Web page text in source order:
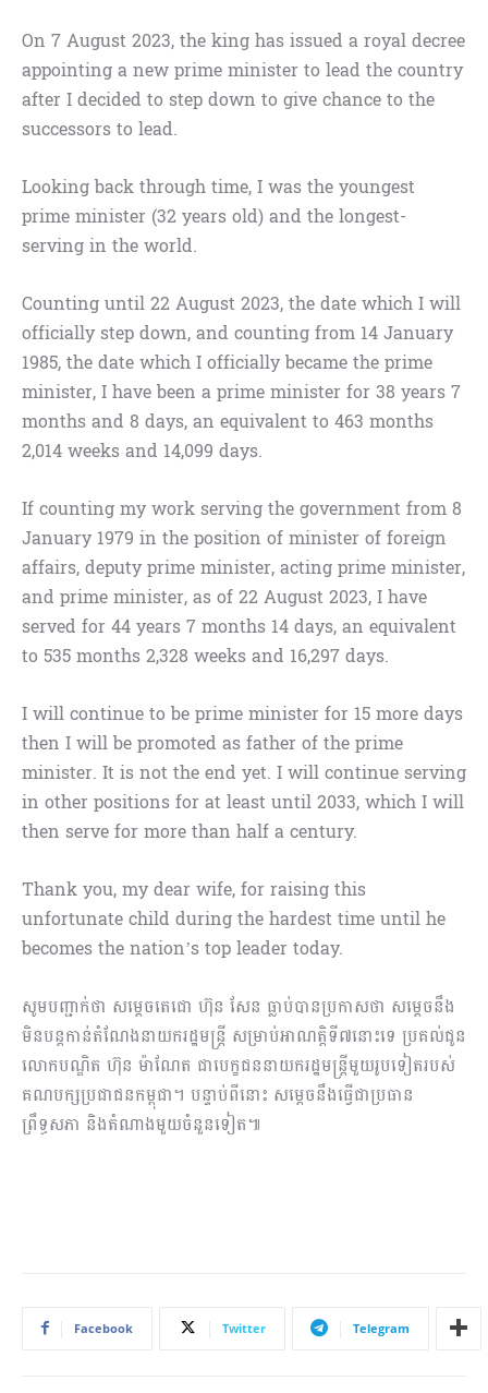
On 7 August 2023, the king has issued a royal decree
appointing a new prime minister to lead the country
after I decided to step down to give chance to the
successors to lead.
Looking back through time, I was the youngest
prime minister (32 years old) and the longest-
serving in the world.
Counting until 22 August 2023, the date which I will
officially step down, and counting from 14 January
1985, the date which I officially became the prime
minister, I have been a prime minister for 38 years 7
months and 8 days, an equivalent to 463 months
2,014 weeks and 14,099 days.
If counting my work serving the government from 8
January 1979 in the position of minister of foreign
affairs, deputy prime minister, acting prime minister,
and prime minister, as of 22 August 2023, I have
served for 44 years 7 months 14 days, an equivalent
to 535 months 2,328 weeks and 16,297 days.
I will continue to be prime minister for 15 more days
then I will be promoted as father of the prime
minister. It is not the end yet. I will continue serving
in other positions for at least until 2033, which I will
then serve for more than half a century.
Thank you, my dear wife, for raising this
unfortunate child during the hardest time until he
becomes the nation’s top leader today.
សូមបញ្ជាក់ថា សម្តេចតេជោ ហ៊ុន សែន ធ្លាប់បានប្រកាសថា សម្តេចនឹង
មិនបន្តកាន់តំណែងនាយករដ្ឋមន្ត្រី សម្រាប់អាណត្តិទី៧នោះទេ ប្រគល់ជូន
លោកបណ្ឌិត ហ៊ុន ម៉ាណែត ជាបេក្ខជននាយករដ្ឋមន្ត្រីមួយរូបទៀតរបស់
គណបក្សប្រជាជនកម្ពុជា។ បន្ទាប់ពីនោះ សម្តេចនឹងធ្វើជាប្រធាន
ព្រឹទ្ធសភា និងតំណាងមួយចំនួនទៀត៕
Facebook Twitter Telegram